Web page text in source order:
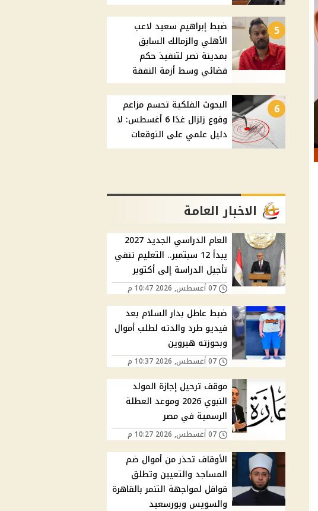
5
ضبط إبراهيم سعيد لاعب
الأهلي والزمالك السابق
بمدينة نصر لتنفيذ حكم
قضائي وسط أزمة النفقة
6
البحوث الفلكية تحسم مزاعم
وقوع زلزال غدًا 6 أغسطس: لا
دليل علمي على التوقعات
الاخبار العامة
العام الدراسي الجديد 2027
يبدأ 12 سبتمبر.. التعليم تنفي
تأجيل الدراسة إلى أكتوبر
07 أغسطس, 2026 10:47 م
ضبط عاطل بدار السلام بعد
فيديو طرد والدته لطلب أموال
وبحوزته هيروين
07 أغسطس, 2026 10:37 م
موقف ترحيل إجازة المولد
النبوي 2026 وموعد العطلة
الرسمية في مصر
07 أغسطس, 2026 10:27 م
الأوقاف تحذر من أموال ضم
المساجد والتعيين وتطلق
قوافل لمواجهة التنمر بالقاهرة
والسويس وبورسعيد